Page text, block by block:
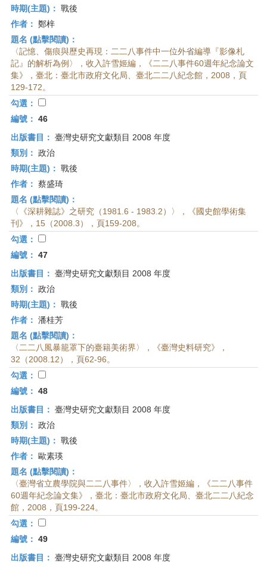
時期(主題)： 戰後
作者： 鄭梓
題名 (點擊閱讀)：
〈記憶、傷痕與歷史再現：二二八事件中一位外省編導『影像札
記』的解析為例〉，收入許雪姬編，《二二八事件60週年紀念論文
集》，臺北：臺北市政府文化局、臺北二二八紀念館，2008，頁
129-172。
勾選：
編號： 46
出版書目： 臺灣史研究文獻類目 2008 年度
類別： 政治
時期(主題)： 戰後
作者： 蔡盛琦
題名 (點擊閱讀)：
〈《深耕雜誌》之研究（1981.6 - 1983.2）〉，《國史館學術集
刊》，15（2008.3），頁159-208。
勾選：
編號： 47
出版書目： 臺灣史研究文獻類目 2008 年度
類別： 政治
時期(主題)： 戰後
作者： 潘桂芳
題名 (點擊閱讀)：
〈二二八風暴籠罩下的臺籍美術界〉，《臺灣史料研究》，
32（2008.12），頁62-96。
勾選：
編號： 48
出版書目： 臺灣史研究文獻類目 2008 年度
類別： 政治
時期(主題)： 戰後
作者： 歐素瑛
題名 (點擊閱讀)：
〈臺灣省立農學院與二二八事件〉，收入許雪姬編，《二二八事件
60週年紀念論文集》，臺北：臺北市政府文化局、臺北二二八紀念
館，2008，頁199-224。
勾選：
編號： 49
出版書目： 臺灣史研究文獻類目 2008 年度